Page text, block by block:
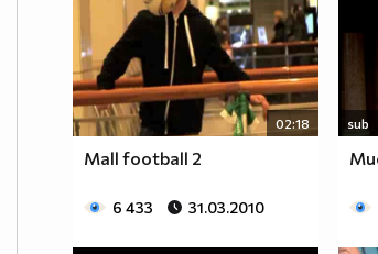
02:18
Mall football 2
6 433 31.03.2010
sub